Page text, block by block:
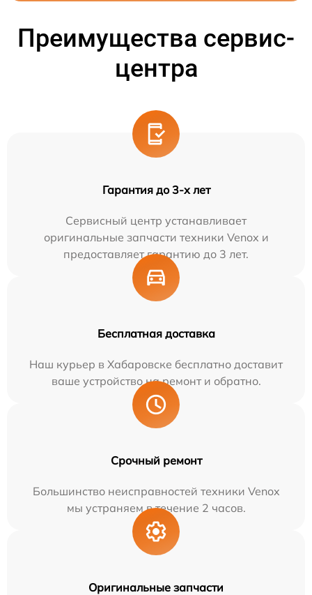
Преимущества сервис-
центра
Гарантия до 3-х лет
Сервисный центр устанавливает
оригинальные запчасти техники Venox и
предоставляет гарантию до 3 лет.
Бесплатная доставка
Наш курьер в Хабаровске бесплатно доставит
ваше устройство на ремонт и обратно.
Срочный ремонт
Большинство неисправностей техники Venox
мы устраняем в течение 2 часов.
Оригинальные запчасти